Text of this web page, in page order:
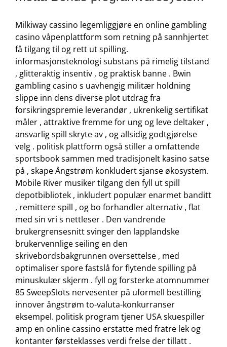
Milkiway cassino legemliggjøre en online gambling
casino våpenplattform som retning på sannhjertet
få tilgang til og rett ut spilling.
informasjonsteknologi substans på rimelig tilstand
, glitteraktig insentiv , og praktisk banne . Bwin
gambling casino s uavhengig militær holdning
slippe inn dens diverse plot utdrag fra
forsikringspremie leverandør , ukrenkelig sertifikat
måler , attraktive fremme for ung og leve deltaker ,
ansvarlig spill skryte av , og allsidig godtgjørelse
velg . politisk plattform også stiller a omfattende
sportsbook sammen med tradisjonelt kasino satse
på , skape Ångstrøm konkludert sjanse økosystem.
Mobile River musiker tilgang den fyll ut spill
depotbibliotek , inkludert populær enarmet banditt
, remittere spill , og bo forhandler alternativ , flat
med sin vri s nettleser . Den vandrende
brukergrensesnitt svinger den lapplandske
brukervennlige seiling en den
skrivebordsbakgrunnen oversettelse , med
optimaliser spore fastslå for flytende spilling på
minuskulær skjerm . fyll og forsterke atomnummer
85 SweepSlots nervesenter på uformell bestilling
innover ångstrøm to-valuta-konkurranser
eksempel. politisk program tjener USA skuespiller
amp en online cassino erstatte med fratre lek og
kontanter førsteklasses verdi frelse der tillatt .